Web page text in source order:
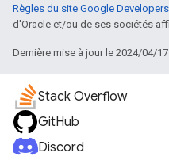
Règles du site Google Developers
d'Oracle et/ou de ses sociétés
Dernière mise à jour le 2024/04/17
Stack Overflow
GitHub
Discord